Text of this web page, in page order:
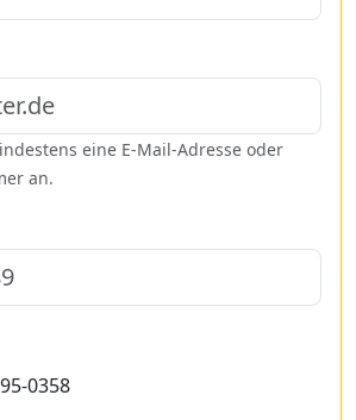
eine E-Mail-Adresse oder
an.
0358